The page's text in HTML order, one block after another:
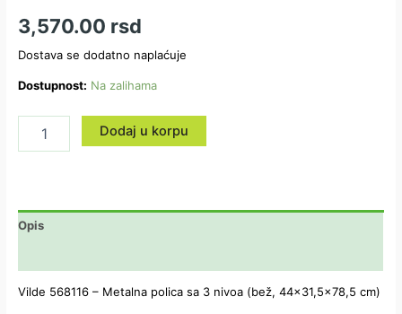
3,570.00 rsd
Dostava se dodatno naplaćuje
Dostupnost: Na zalihama
Dodaj u korpu
Opis
Vilde 568116 – Metalna polica sa 3 nivoa (bež, 44×31,5×78,5 cm)